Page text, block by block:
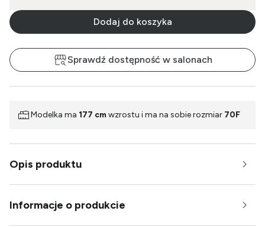
Dodaj do koszyka
Sprawdź dostępność w salonach
Modelka ma 177 cmwzrostu i ma na sobie rozmiar 70F
Opis produktu
Informacje o produkcie